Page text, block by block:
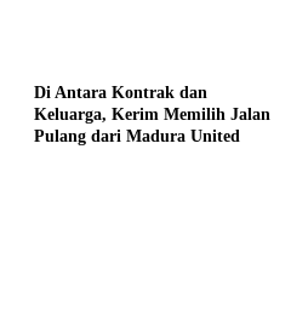
Di Antara Kontrak dan
Keluarga, Kerim Memilih Jalan
Pulang dari Madura United